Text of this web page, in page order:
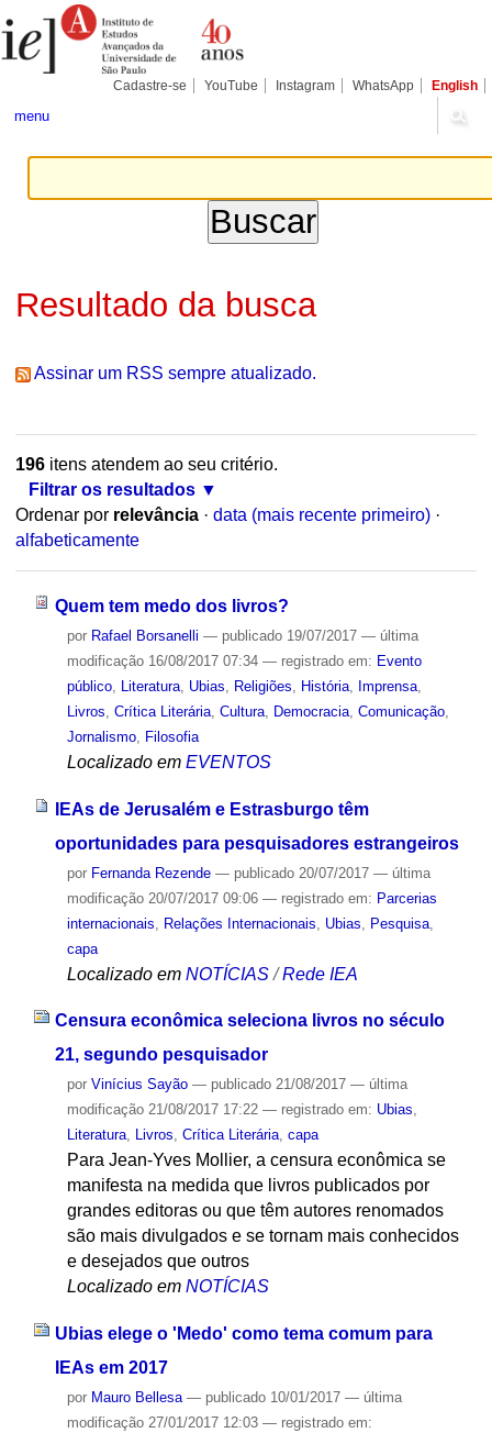
para
conteúdo.
Pessoais
Cadastre-se YouTube Instagram WhatsApp English
menu
Resultado da busca
Assinar um RSS sempre atualizado.
196itens atendem ao seu critério.
Filtrar os resultados
Ordenar por relevância · data (mais recente primeiro) ·
alfabeticamente
Quem tem medo dos livros?
por Rafael Borsanelli — publicado19/07/2017 — última
modificação16/08/2017 07:34 — registrado em: Evento
público, Literatura, Ubias Religiões História, Imprensa,
Livros Crítica Literária, Cultura, Democracia, Comunicação,
Jornalismo, Filosofia
Localizado em EVENTOS
IEAs de Jerusalém e Estrasburgo têm
oportunidades para pesquisadores estrangeiros
por Fernanda Rezende — publicado20/07/2017 — última
modificação20/07/2017 09:06 — registrado em: Parcerias
internacionais
Relações Internacionais Ubias Pesquisa,
capa
Localizado em NOTÍCIAS /Rede IEA
Censura econômica seleciona livros no século
21, segundo pesquisador
por Vinícius Sayão — publicado21/08/2017 — última
modificação21/08/2017 17:22 — registrado em: Ubias,
Literatura, Livros, Crítica Literária, capa
Para Jean-Yves Mollier, a censura econômica se
manifesta na medida que livros publicados por
grandes editoras ou que têm autores renomados
são mais divulgados e se tornam mais conhecidos
e desejados que outros
Localizado em NOTÍCIAS
Ubias elege o 'Medo' como tema comum para
IEAs em 2017
por Mauro Bellesa — publicado10/01/2017 — última
modificação27/01/2017 12:03 — registrado em: